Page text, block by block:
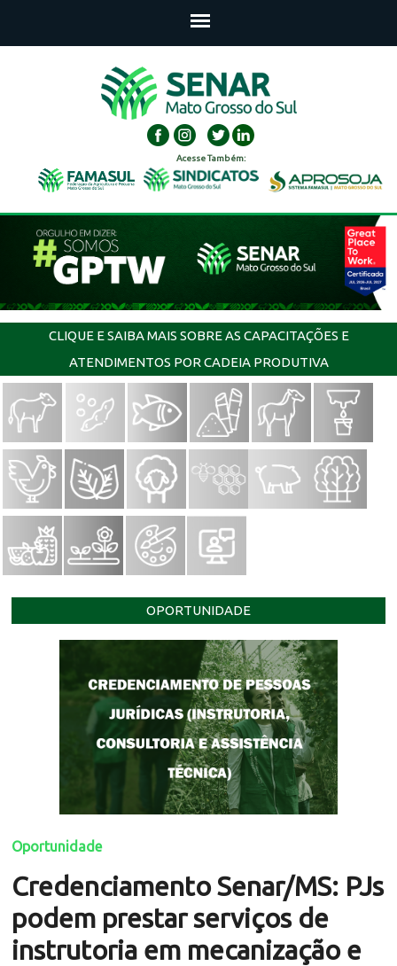
Acesse Também:
CLIQUE E SAIBA MAIS SOBRE AS CAPACITAÇÕES E
ATENDIMENTOS POR CADEIA PRODUTIVA
OPORTUNIDADE
Oportunidade
Credenciamento Senar/MS: PJs
podem prestar serviços de
instrutoria em mecanização e